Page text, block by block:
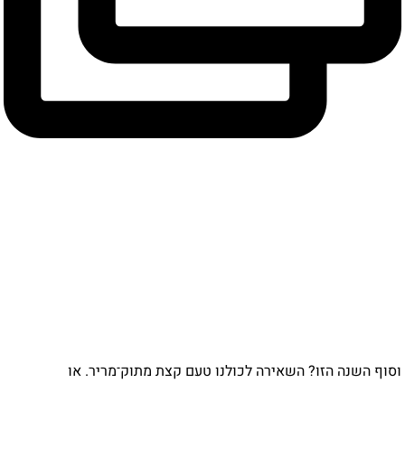
וסוף השנה הזו? השאירה לכולנו טעם קצת מתוק־מריר. או